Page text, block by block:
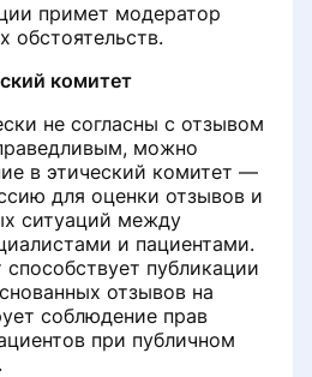
примет модератор
обстоятельств.
комитет
не согласны с отзывом
можно
в этический комитет —
для оценки отзывов и
ситуаций между
и пациентами.
публикации
отзывов на
соблюдение прав
при публичном